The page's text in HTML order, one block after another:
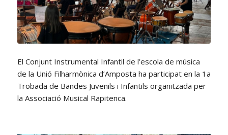
El Conjunt Instrumental Infantil de l’escola de música
de la Unió Filharmònica d’Amposta ha participat en la 1a
Trobada de Bandes Juvenils i Infantils organitzada per
la Associació Musical Rapitenca.